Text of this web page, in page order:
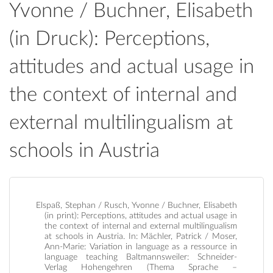
Yvonne / Buchner, Elisabeth
(in Druck): Perceptions,
attitudes and actual usage in
the context of internal and
external multilingualism at
schools in Austria
Elspaß, Stephan / Rusch, Yvonne / Buchner, Elisabeth
(in print): Perceptions, attitudes and actual usage in
the context of internal and external multilingualism
at schools in Austria. In: Mächler, Patrick / Moser,
Ann-Marie: Variation in language as a ressource in
language teaching Baltmannsweiler: Schneider-
Verlag Hohengehren (Thema Sprache –